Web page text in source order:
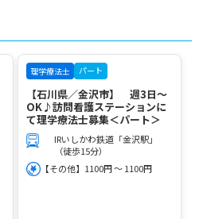
理学療法士 パート
【石川県／金沢市】 週3日～
OK♪訪問看護ステーションに
て理学療法士募集＜パート＞
IRいしかわ鉄道「金沢駅」
（徒歩15分）
【その他】1100円 ～ 1100円